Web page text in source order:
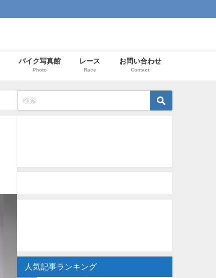
バイク写真館
Photo
レース
Race
お問い合わせ
Contact
人気記事ランキング